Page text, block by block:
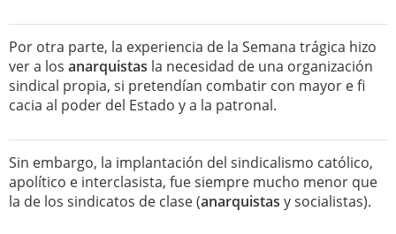
Por otra parte, la experiencia de la Semana trágica hizo
ver a los anarquistas la necesidad de una organización
sindical propia, si pretendían combatir con mayor e fi
cacia al poder del Estado y a la patronal.
Sin embargo, la implantación del sindicalismo católico,
apolítico e interclasista, fue siempre mucho menor que
la de los sindicatos de clase (anarquistas y socialistas).